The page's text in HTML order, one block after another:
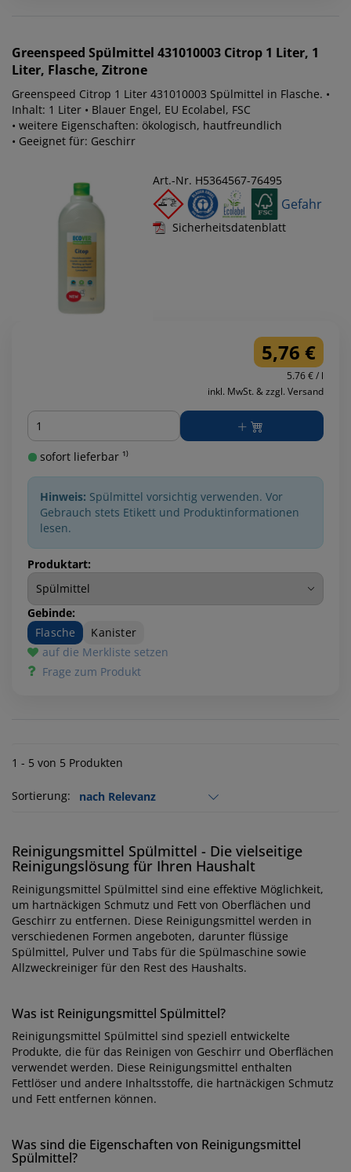
Greenspeed Spülmittel 431010003 Citrop 1 Liter, 1
Liter, Flasche, Zitrone
Greenspeed Citrop 1 Liter 431010003 Spülmittel in Flasche. •
Inhalt: 1 Liter • Blauer Engel, EU Ecolabel, FSC
• weitere Eigenschaften: ökologisch, hautfreundlich
• Geeignet für: Geschirr
Art.-Nr. H5364567-76495
Gefahr
Sicherheitsdatenblatt
5,76 €
5.76 € / l
inkl. MwSt. & zzgl. Versand
Menge
sofort lieferbar ¹⁾
Hinweis: Spülmittel vorsichtig verwenden. Vor
Gebrauch stets Etikett und Produktinformationen
lesen.
Produktart:
Gebinde:
Flasche
Kanister
auf die Merkliste setzen
Frage zum Produkt
1 - 5 von 5 Produkten
Sortierung:
Reinigungsmittel Spülmittel - Die vielseitige
Reinigungslösung für Ihren Haushalt
Reinigungsmittel Spülmittel sind eine effektive Möglichkeit,
um hartnäckigen Schmutz und Fett von Oberflächen und
Geschirr zu entfernen. Diese Reinigungsmittel werden in
verschiedenen Formen angeboten, darunter flüssige
Spülmittel, Pulver und Tabs für die Spülmaschine sowie
Allzweckreiniger für den Rest des Haushalts.
Was ist Reinigungsmittel Spülmittel?
Reinigungsmittel Spülmittel sind speziell entwickelte
Produkte, die für das Reinigen von Geschirr und Oberflächen
verwendet werden. Diese Reinigungsmittel enthalten
Fettlöser und andere Inhaltsstoffe, die hartnäckigen Schmutz
und Fett entfernen können.
Was sind die Eigenschaften von Reinigungsmittel
Spülmittel?